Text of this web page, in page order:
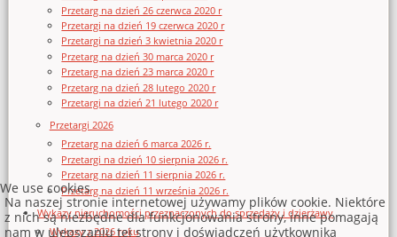
Przetarg na dzień 26 czerwca 2020 r
Przetargi na dzień 19 czerwca 2020 r
Przetargi na dzień 3 kwietnia 2020 r
Przetarg na dzień 30 marca 2020 r
Przetarg na dzień 23 marca 2020 r
Przetarg na dzień 28 lutego 2020 r
Przetargi na dzień 21 lutego 2020 r
Przetargi 2026
Przetarg na dzień 6 marca 2026 r.
Przetargi na dzień 10 sierpnia 2026 r.
Przetarg na dzień 11 sierpnia 2026 r.
Przetarg na dzień 11 września 2026 r.
Wykazy nieruchomości przeznaczonych do sprzedaży i dzierżawy
Wykazy z 2026 roku
We use cookies
Na naszej stronie internetowej używamy plików cookie. Niektóre
z nich są niezbędne dla funkcjonowania strony, inne pomagają
nam w ulepszaniu tej strony i doświadczeń użytkownika